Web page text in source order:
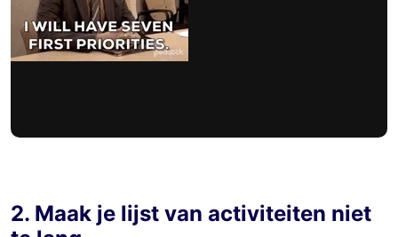
2. Maak je lijst van activiteiten niet